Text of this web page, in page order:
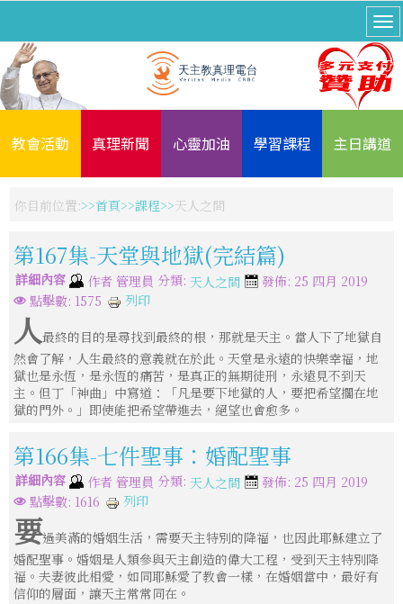
教會活動 真理新聞 心靈加油 學習課程 主日講道
你目前位置: 首頁 課程 天人之間
第167集-天堂與地獄(完結篇)
詳細內容 作者 管理員 分類: 天人之間
發佈: 25 四月 2019
點擊數: 1575
列印
人最終的目的是尋找到最終的根，那就是天主。當人下了地獄自
然會了解，人生最終的意義就在於此。天堂是永遠的快樂幸福，地
獄也是永恆，是永恆的痛苦，是真正的無期徒刑，永遠見不到天
主。但丁「神曲」中寫道：「凡是要下地獄的人，要把希望擱在地
獄的門外。」即使能把希望帶進去，絕望也會愈多。
第166集-七件聖事：婚配聖事
詳細內容 作者 管理員 分類: 天人之間
發佈: 25 四月 2019
點擊數: 1616
列印
要過美滿的婚姻生活，需要天主特別的降福，也因此耶穌建立了
婚配聖事。婚姻是人類參與天主創造的偉大工程，受到天主特別降
福。夫妻彼此相愛，如同耶穌愛了教會一樣，在婚姻當中，最好有
信仰的層面，讓天主常常同在。